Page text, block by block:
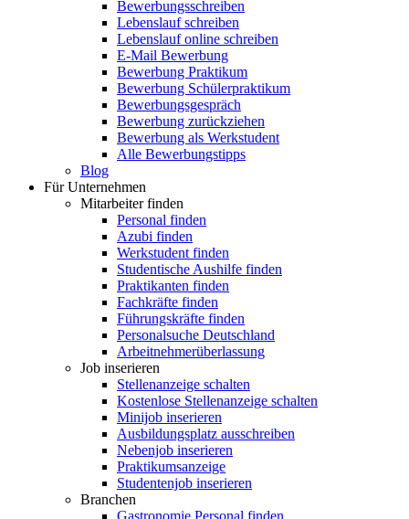
Bewerbungsschreiben
Lebenslauf schreiben
Lebenslauf online schreiben
E-Mail Bewerbung
Bewerbung Praktikum
Bewerbung Schülerpraktikum
Bewerbungsgespräch
Bewerbung zurückziehen
Bewerbung als Werkstudent
Alle Bewerbungstipps
Blog
Für Unternehmen
Mitarbeiter finden
Personal finden
Azubi finden
Werkstudent finden
Studentische Aushilfe finden
Praktikanten finden
Fachkräfte finden
Führungskräfte finden
Personalsuche Deutschland
Arbeitnehmerüberlassung
Job inserieren
Stellenanzeige schalten
Kostenlose Stellenanzeige schalten
Minijob inserieren
Ausbildungsplatz ausschreiben
Nebenjob inserieren
Praktikumsanzeige
Studentenjob inserieren
Branchen
Gastronomie Personal finden